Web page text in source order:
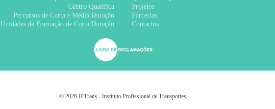
Centro Qualifica
Percursos de Curta e Média Duração
Unidades de Formação de Curta Duração
Projetos
Parcerias
Contactos
© 2026 IPTrans - Instituto Profissional de Transportes